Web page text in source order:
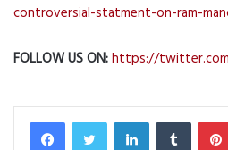
controversial-statment-on-ram-
FOLLOW US ON:https://
LinkedInTumblr